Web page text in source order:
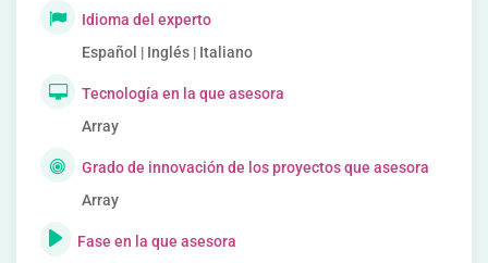
Idioma del experto
Español | Inglés | Italiano
Tecnología en la que asesora
Array
Grado de innovación de los proyectos que asesora
Array
Fase en la que asesora